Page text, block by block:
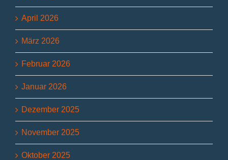
April 2026
März 2026
Februar 2026
Januar 2026
Dezember 2025
November 2025
Oktober 2025